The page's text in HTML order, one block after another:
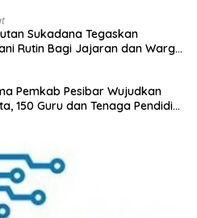
Sukadana Tegaskan
Rutin Bagi Jajaran dan Warga
Pemkab Pesibar Wujudkan
150 Guru dan Tenaga Pendidik